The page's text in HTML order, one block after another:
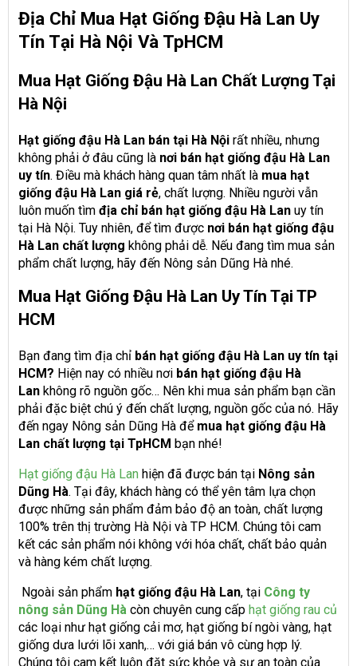
Địa Chỉ Mua Hạt Giống Đậu Hà Lan Uy
Tín Tại Hà Nội Và TpHCM
Mua Hạt Giống Đậu Hà Lan Chất Lượng Tại
Hà Nội
Hạt giống đậu Hà Lan bán tại Hà Nội rất nhiều, nhưng
không phải ở đâu cũng là nơi bán hạt giống đậu Hà Lan
uy tín. Điều mà khách hàng quan tâm nhất là mua hạt
giống đậu Hà Lan giá rẻ, chất lượng. Nhiều người vẫn
luôn muốn tìm địa chỉ bán hạt giống đậu Hà Lan uy tín
tại Hà Nội. Tuy nhiên, để tìm được nơi bán hạt giống đậu
Hà Lan chất lượng không phải dễ. Nếu đang tìm mua sản
phẩm chất lượng, hãy đến Nông sản Dũng Hà nhé.
Mua Hạt Giống Đậu Hà Lan Uy Tín Tại TP
HCM
Bạn đang tìm địa chỉ bán hạt giống đậu Hà Lan uy tín tại
HCM? Hiện nay có nhiều nơi bán hạt giống đậu Hà
Lan không rõ nguồn gốc… Nên khi mua sản phẩm bạn cần
phải đặc biệt chú ý đến chất lượng, nguồn gốc của nó. Hãy
đến ngay Nông sản Dũng Hà để mua hạt giống đậu Hà
Lan chất lượng tại TpHCM bạn nhé!
Hạt giống đậu Hà Lan hiện đã được bán tại Nông sản
Dũng Hà. Tại đây, khách hàng có thể yên tâm lựa chọn
được những sản phẩm đảm bảo độ an toàn, chất lượng
100% trên thị trường Hà Nội và TP HCM. Chúng tôi cam
kết các sản phẩm nói không với hóa chất, chất bảo quản
và hàng kém chất lượng.
Ngoài sản phẩm hạt giống đậu Hà Lan, tại Công ty
nông sản Dũng Hà còn chuyên cung cấp hạt giống rau củ
các loại như hạt giống cải mơ, hạt giống bí ngòi vàng, hạt
giống dưa lưới lõi xanh,… với giá bán vô cùng hợp lý.
Chúng tôi cam kết luôn đặt sức khỏe và sự an toàn của